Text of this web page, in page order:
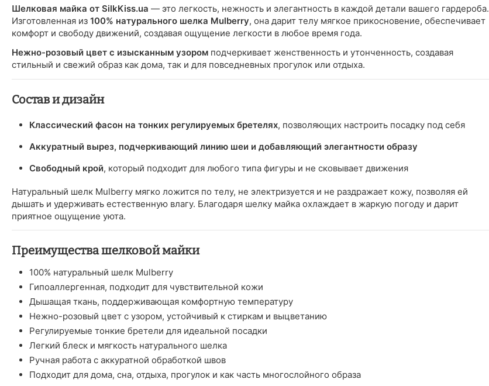
Шелковая майка от SilkKiss.ua — это легкость, нежность и элегантность в каждой детали вашего гардероба.
Изготовленная из 100% натурального шелка Mulberry, она дарит телу мягкое прикосновение, обеспечивает
комфорт и свободу движений, создавая ощущение легкости в любое время года.
Нежно-розовый цвет с изысканным узором подчеркивает женственность и утонченность, создавая
стильный и свежий образ как дома, так и для повседневных прогулок или отдыха.
Состав и дизайн
Классический фасон на тонких регулируемых бретелях, позволяющих настроить посадку под себя
Аккуратный вырез, подчеркивающий линию шеи и добавляющий элегантности образу
Свободный крой, который подходит для любого типа фигуры и не сковывает движения
Натуральный шелк Mulberry мягко ложится по телу, не электризуется и не раздражает кожу, позволяя ей
дышать и удерживать естественную влагу. Благодаря шелку майка охлаждает в жаркую погоду и дарит
приятное ощущение уюта.
Преимущества шелковой майки
100% натуральный шелк Mulberry
Гипоаллергенная, подходит для чувствительной кожи
Дышащая ткань, поддерживающая комфортную температуру
Нежно-розовый цвет с узором, устойчивый к стиркам и выцветанию
Регулируемые тонкие бретели для идеальной посадки
Легкий блеск и мягкость натурального шелка
Ручная работа с аккуратной обработкой швов
Подходит для дома, сна, отдыха, прогулок и как часть многослойного образа